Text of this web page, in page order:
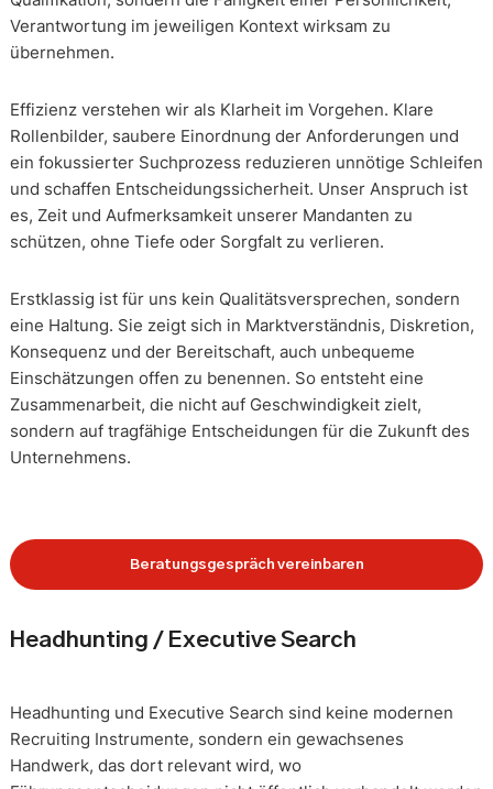
Verantwortung im jeweiligen Kontext wirksam zu
übernehmen.
Effizienz verstehen wir als Klarheit im Vorgehen. Klare
Rollenbilder, saubere Einordnung der Anforderungen und
ein fokussierter Suchprozess reduzieren unnötige Schleifen
und schaffen Entscheidungssicherheit. Unser Anspruch ist
es, Zeit und Aufmerksamkeit unserer Mandanten zu
schützen, ohne Tiefe oder Sorgfalt zu verlieren.
Erstklassig ist für uns kein Qualitätsversprechen, sondern
eine Haltung. Sie zeigt sich in Marktverständnis, Diskretion,
Konsequenz und der Bereitschaft, auch unbequeme
Einschätzungen offen zu benennen. So entsteht eine
Zusammenarbeit, die nicht auf Geschwindigkeit zielt,
sondern auf tragfähige Entscheidungen für die Zukunft des
Unternehmens.
Beratungsgespräch vereinbaren
Headhunting / Executive Search
Headhunting und Executive Search sind keine modernen
Recruiting Instrumente, sondern ein gewachsenes
Handwerk, das dort relevant wird, wo